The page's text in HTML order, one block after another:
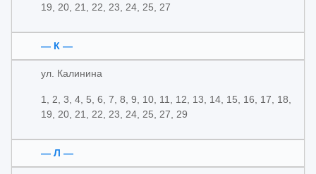
19, 20, 21, 22, 23, 24, 25, 27
— К —
ул. Калинина
1, 2, 3, 4, 5, 6, 7, 8, 9, 10, 11, 12, 13, 14, 15, 16, 17, 18,
19, 20, 21, 22, 23, 24, 25, 27, 29
— Л —